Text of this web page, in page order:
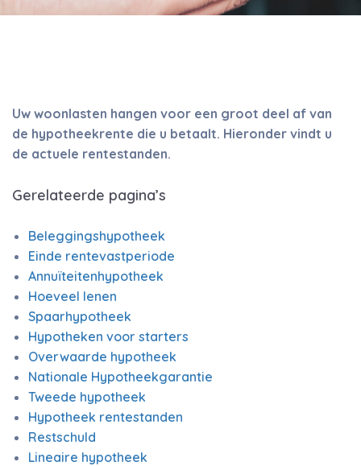
Uw woonlasten hangen voor een groot deel af van
de hypotheekrente die u betaalt. Hieronder vindt u
de actuele rentestanden.
Gerelateerde pagina’s
Beleggingshypotheek
Einde rentevastperiode
Annuïteitenhypotheek
Hoeveel lenen
Spaarhypotheek
Hypotheken voor starters
Overwaarde hypotheek
Nationale Hypotheekgarantie
Tweede hypotheek
Hypotheek rentestanden
Restschuld
Lineaire hypotheek